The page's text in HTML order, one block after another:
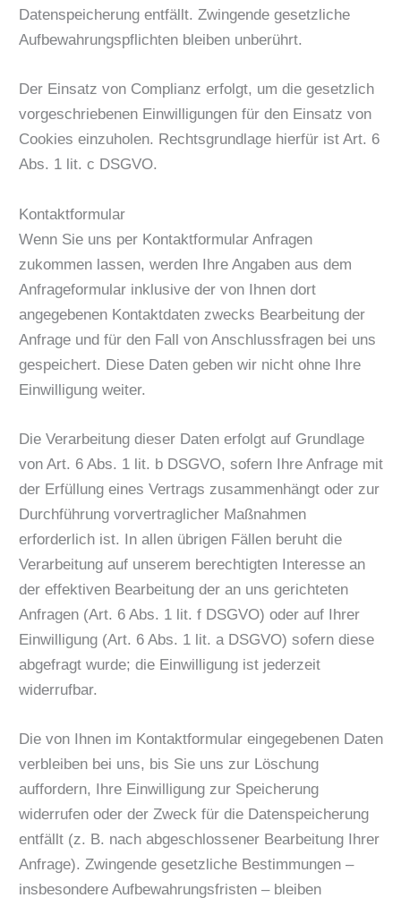
Datenspeicherung entfällt. Zwingende gesetzliche
Aufbewahrungspflichten bleiben unberührt.
Der Einsatz von Complianz erfolgt, um die gesetzlich
vorgeschriebenen Einwilligungen für den Einsatz von
Cookies einzuholen. Rechtsgrundlage hierfür ist Art. 6
Abs. 1 lit. c DSGVO.
Kontaktformular
Wenn Sie uns per Kontaktformular Anfragen
zukommen lassen, werden Ihre Angaben aus dem
Anfrageformular inklusive der von Ihnen dort
angegebenen Kontaktdaten zwecks Bearbeitung der
Anfrage und für den Fall von Anschlussfragen bei uns
gespeichert. Diese Daten geben wir nicht ohne Ihre
Einwilligung weiter.
Die Verarbeitung dieser Daten erfolgt auf Grundlage
von Art. 6 Abs. 1 lit. b DSGVO, sofern Ihre Anfrage mit
der Erfüllung eines Vertrags zusammenhängt oder zur
Durchführung vorvertraglicher Maßnahmen
erforderlich ist. In allen übrigen Fällen beruht die
Verarbeitung auf unserem berechtigten Interesse an
der effektiven Bearbeitung der an uns gerichteten
Anfragen (Art. 6 Abs. 1 lit. f DSGVO) oder auf Ihrer
Einwilligung (Art. 6 Abs. 1 lit. a DSGVO) sofern diese
abgefragt wurde; die Einwilligung ist jederzeit
widerrufbar.
Die von Ihnen im Kontaktformular eingegebenen Daten
verbleiben bei uns, bis Sie uns zur Löschung
auffordern, Ihre Einwilligung zur Speicherung
widerrufen oder der Zweck für die Datenspeicherung
entfällt (z. B. nach abgeschlossener Bearbeitung Ihrer
Anfrage). Zwingende gesetzliche Bestimmungen –
insbesondere Aufbewahrungsfristen – bleiben